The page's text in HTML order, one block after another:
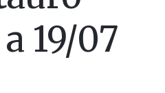
19/07